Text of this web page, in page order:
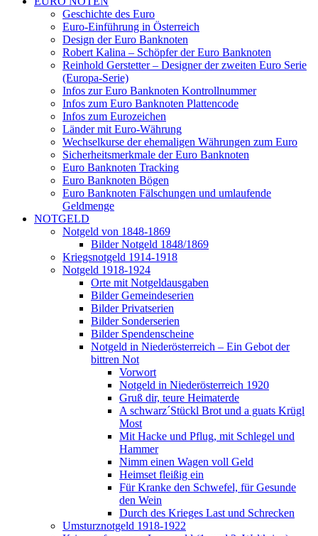
Geschichte des Euro
Euro-Einführung in Österreich
Design der Euro Banknoten
Robert Kalina – Schöpfer der Euro Banknoten
Reinhold Gerstetter – Designer der zweiten Euro Serie
(Europa-Serie)
Infos zur Euro Banknoten Kontrollnummer
Infos zum Euro Banknoten Plattencode
Infos zum Eurozeichen
Länder mit Euro-Währung
Wechselkurse der ehemaligen Währungen zum Euro
Sicherheitsmerkmale der Euro Banknoten
Euro Banknoten Tracking
Euro Banknoten Bögen
Euro Banknoten Fälschungen und umlaufende
Geldmenge
NOTGELD
Notgeld von 1848-1869
Bilder Notgeld 1848/1869
Kriegsnotgeld 1914-1918
Notgeld 1918-1924
Orte mit Notgeldausgaben
Bilder Gemeindeserien
Bilder Privatserien
Bilder Sonderserien
Bilder Spendenscheine
Notgeld in Niederösterreich – Ein Gebot der
bittren Not
Vorwort
Notgeld in Niederösterreich 1920
Gruß dir, teure Heimaterde
A schwarz´Stückl Brot und a guats Krügl
Most
Mit Hacke und Pflug, mit Schlegel und
Hammer
Nimm einen Wagen voll Geld
Heimset fleißig ein
Für Kranke den Schwefel, für Gesunde
den Wein
Durch des Krieges Last und Schrecken
Umsturznotgeld 1918-1922